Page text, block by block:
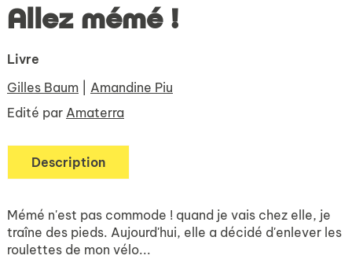
Allez mémé !
Livre
Gilles Baum
Amandine Piu
Edité par Amaterra
Description
Mémé n'est pas commode ! quand je vais chez elle, je
traîne des pieds. Aujourd'hui, elle a décidé d'enlever les
roulettes de mon vélo...